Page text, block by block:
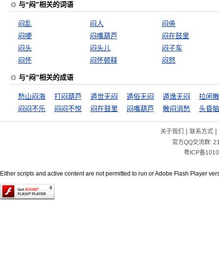
与“闷”相关的词语
闷乱 闷人
闷倦
闷哽
闷嘴葫芦
闷在鼓里
闷头
闷头儿
闷子车
闷怀
闷怀顿释 闷怒
与“闷”相关的成语
愁山闷海 打闷葫芦 遁世无闷 遁俗无闷 遁逸无闷
拉闲
闷闷不乐
闷闷不悦 闷在鼓里 闷嘴葫芦 散闷消愁 头昏
关于我们 | 联系方式|
官方QQ交流群:
粤ICP备
Either scripts and active content are not permitted to run or Adobe Flash Player